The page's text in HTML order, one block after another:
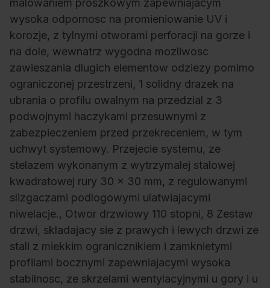
malowaniem proszkowym zapewniajacym
wysoka odpornosc na promieniowanie UV i
korozje, z tylnymi otworami perforacji na gorze i
na dole, wewnatrz wygodna mozliwosc
zawieszania dlugich elementow odziezy pomimo
ograniczonej przestrzeni, 1 solidny drazek na
ubrania o profilu owalnym na przedzial z 3
podwojnymi haczykami przesuwnymi z
zabezpieczeniem przed przekreceniem, w tym
uchwyt systemowy. Przejecie systemu, ze
stelazem wykonanym z wytrzymalej stalowej
kwadratowej rury 30 x 30 mm, z regulowanymi
slizgaczami podlogowymi ulatwiajacymi
niwelacje., Otwor drzwiowy 110 stopni, 8 Zestaw
drzwi, skladajacy sie z prawych i lewych drzwi ze
stali z miekkim ogranicznikiem i zamknietymi
profilami bocznymi zapewniajacymi wysoka
stabilnosc, ze skrzelami wentylacyjnymi u gory i u